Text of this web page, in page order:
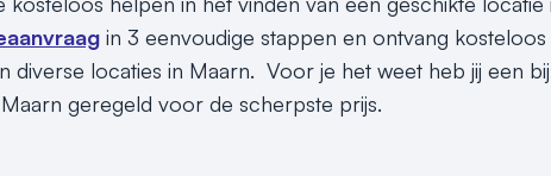
in 3 eenvoudige stappen en ontvang
diverse locaties in Maarn. Voor je het weet heb jij een
geregeld voor de scherpste prijs.